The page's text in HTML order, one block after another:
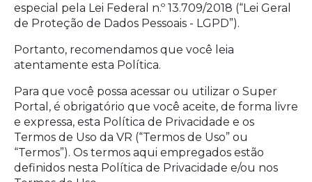
especial pela Lei Federal n.º 13.709/2018 (“Lei Geral
de Proteção de Dados Pessoais - LGPD”).
Portanto, recomendamos que você leia
atentamente esta Política.
Para que você possa acessar ou utilizar o Super
Portal, é obrigatório que você aceite, de forma livre
e expressa, esta Política de Privacidade e os
Termos de Uso da VR (“Termos de Uso” ou
“Termos”). Os termos aqui empregados estão
definidos nesta Política de Privacidade e/ou nos